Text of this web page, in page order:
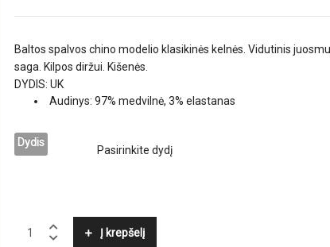
Baltos spalvos chino modelio klasikinės kelnės. Vidutinis
saga. Kilpos diržui. Kišenės.
DYDIS: UK
Audinys: 97% medvilnė, 3% elastanas
Dydis
HACKETT
quantity
Į krepšelį